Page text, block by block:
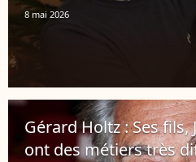
8 mai 2026
Gérard Holtz : Ses fils,
ont des métiers très